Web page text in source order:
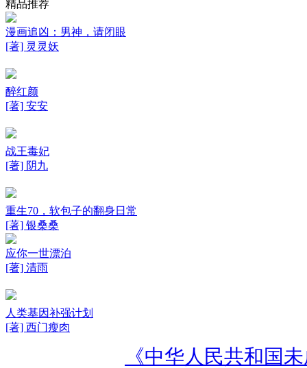
精品推荐
漫画追凶：男神，请闭眼
[著] 灵灵妖
醉红颜
[著] 安安
战王毒妃
[著] 阴九
重生70，软包子的翻身日常
[著] 银桑桑
应你一世漂泊
[著] 清雨
人类基因补强计划
[著] 西门瘦肉
《中华人民共和国